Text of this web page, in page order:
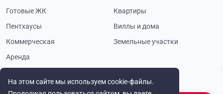
На этом сайте мы используем cookie-файлы.
Будьте в курсе
Готовые ЖК
Квартиры
Пентхаусы
Виллы и дома
Коммерческая
Земельные участки
Аренда